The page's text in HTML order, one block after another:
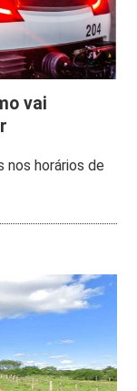
vai
nos horários de